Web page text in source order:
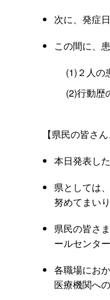
次に、発症
この間に、
(1)２人の
(2)行動歴
【県民の皆さ
本日発表し
県としては
努めてまいり
県民の皆さ
ールセンタ
各職場にお
医療機関へ